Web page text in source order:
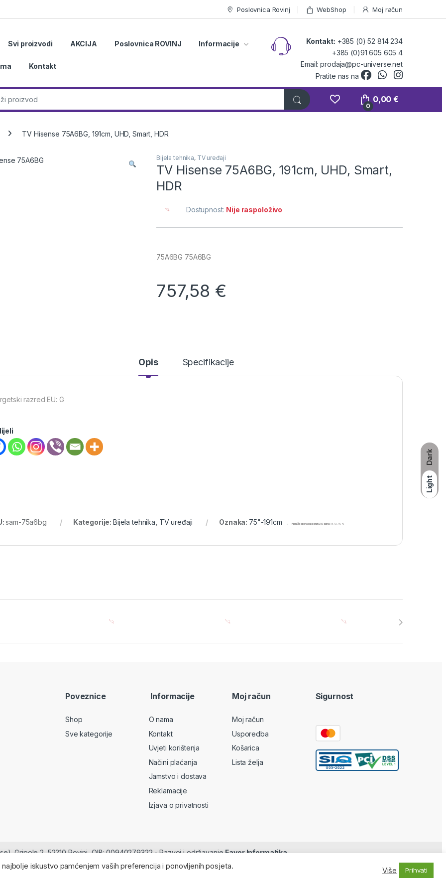
Dark
Light
Poslovnica Rovinj WebShop Moj račun
Svi proizvodi AKCIJA Poslovnica ROVINJ Informacije
Kontakt
Kontakt: +385 (0) 52 814 234
+385 (0)91 605 605 4
Email: prodaja@pc-universe.net
Pratite nas na
0
0,00€
TV Hisense 75A6BG, 191cm, UHD, Smart, HDR
Bijela tehnika, TV uređaji
TV Hisense 75A6BG, 191cm, UHD, Smart,
HDR
Dostupnost: Nije raspoloživo
75A6BG 75A6BG
757,58 €
Opis Specifikacije
razred EU: G
sam-75a6bg Kategorije: Bijela tehnika TV uređaji Oznaka: 75"-191cm Najniža cijena u zadnjih 30 dana: 873,79 €
Poveznice
Shop
Sve kategorije
Informacije
O nama
Kontakt
Uvjeti korištenja
Načini plaćanja
Jamstvo i dostava
Reklamacije
Izjava o privatnosti
Moj račun
Moj račun
Usporedba
Košarica
Lista želja
Sigurnost
Gripole 2, 52210 Rovinj, OIB: 00940279322 - Razvoj i održavanjeFavor Informatika
iskustvo pamćenjem vaših preferencija i ponovljenih posjeta.
Više Prihvati